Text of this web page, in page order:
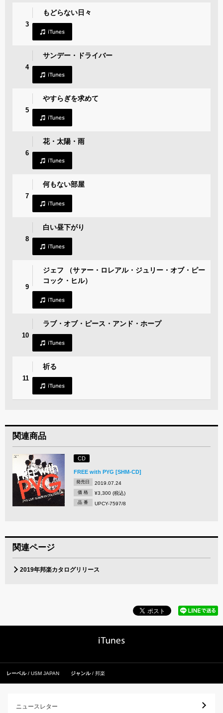
3
もどらない日々
4
サンデー・ドライバー
5
やすらぎを求めて
6
花・太陽・雨
7
何もない部屋
8
白い昼下がり
9
ジェフ （サァー・ロレアル・ジュリー・オブ・ピー
コック・ヒル）
10
ラブ・オブ・ピース・アンド・ホープ
11
祈る
関連商品
CD
FREE with PYG [SHM-CD]
発売日 2019.07.24
価 格 ¥3,300 (税込)
品 番 UPCY-7597/8
関連ページ
2019年邦楽カタログリリース
レーベル USM JAPAN ジャンル 邦楽
ニュースレター